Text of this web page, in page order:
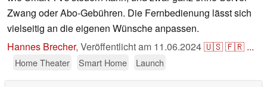
Zwang oder Abo-Gebühren. Die Fernbedienung lässt sich
vielseitig an die eigenen Wünsche anpassen.
Hannes Brecher, Veröffentlicht am 11.06.2024🇺🇸🇫🇷 ...
Home Theater Smart Home Launch